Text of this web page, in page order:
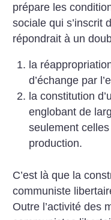
prépare les
sociale qui s’inscrit
répondrait à un
la
d’échange par
la constitution
englobant de
seulement
production.
C’est là que la
communiste
Outre l’activité des